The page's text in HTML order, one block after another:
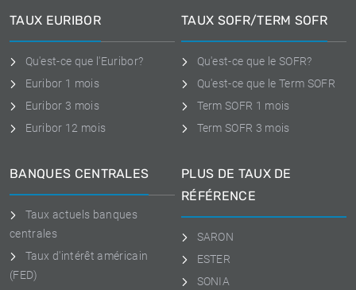
TAUX EURIBOR
Qu'est-ce que l'Euribor?
Euribor 1 mois
Euribor 3 mois
Euribor 12 mois
TAUX SOFR/TERM SOFR
Qu'est-ce que le SOFR?
Qu'est-ce que le Term SOFR
Term SOFR 1 mois
Term SOFR 3 mois
BANQUES CENTRALES
Taux actuels banques
centrales
Taux d'intérêt américain
(FED)
PLUS DE TAUX DE
RÉFÉRENCE
SARON
ESTER
SONIA